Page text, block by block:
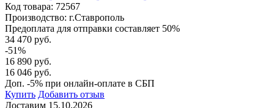
Код товара: 72567
Производство: г.Ставрополь
Предоплата для отправки составляет 50%
34 470 руб.
-51%
16 890 руб.
16 046 руб.
Доп. -5% при онлайн-оплате в СБП
Купить Добавить отзыв
Доставим 15.10.2026